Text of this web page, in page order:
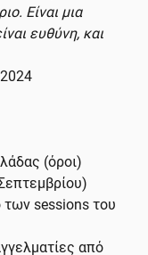
Είναι μια
ευθύνη, και
(όροι)
sessions του
από